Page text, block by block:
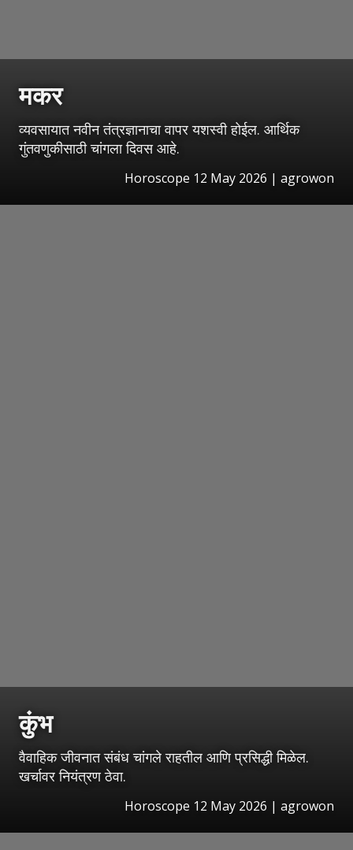
मकर
व्यवसायात नवीन तंत्रज्ञानाचा वापर यशस्वी होईल. आर्थिक
गुंतवणुकीसाठी चांगला दिवस आहे.
Horoscope 12 May 2026 | agrowon
कुंभ
वैवाहिक जीवनात संबंध चांगले राहतील आणि प्रसिद्धी मिळेल.
खर्चावर नियंत्रण ठेवा.
Horoscope 12 May 2026 | agrowon